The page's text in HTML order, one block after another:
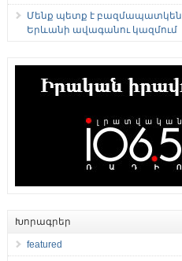
Մենք պետք է
Երևանի ավագանու կազմում
Խորագրեր
featured